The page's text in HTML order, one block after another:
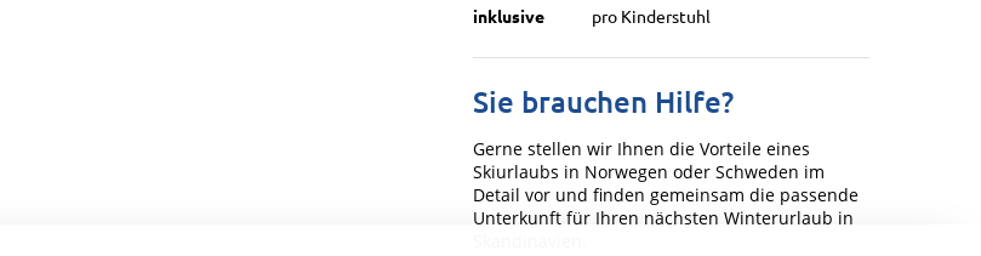
inklusive
pro Kinderstuhl
Sie brauchen Hilfe?
Gerne stellen wir Ihnen die Vorteile eines
Skiurlaubs in Norwegen oder Schweden im
Detail vor und finden gemeinsam die passende
Unterkunft für Ihren nächsten Winterurlaub in